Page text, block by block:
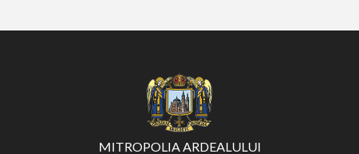
MITROPOLIA ARDEALULUI